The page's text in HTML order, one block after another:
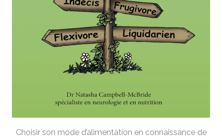
Choisir son mode d’alimentation en connaissance de